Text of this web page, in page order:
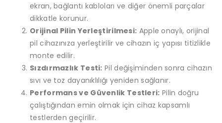
ekran, bağlantı kabloları ve diğer önemli parçalar
dikkatle korunur.
Orijinal Pilin Yerleştirilmesi: Apple onaylı, orijinal
pil cihazınıza yerleştirilir ve cihazın iç yapısı titizlikle
monte edilir.
Sızdırmazlık Testi: Pil değişiminden sonra cihazın
sıvı ve toz dayanıklılığı yeniden sağlanır.
Performans ve Güvenlik Testleri: Pilin doğru
çalıştığından emin olmak için cihaz kapsamlı
testlerden geçirilir.